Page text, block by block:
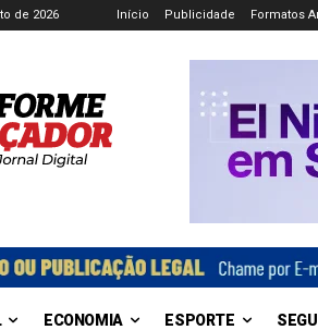
de 2026 Início Publicidade Formatos
ECONOMIA ESPORTE